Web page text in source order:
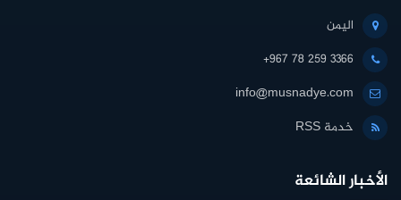
اليمن
+967 78 259 3366
info@musnadye.com
خدمة RSS
الأخبار الشائعة